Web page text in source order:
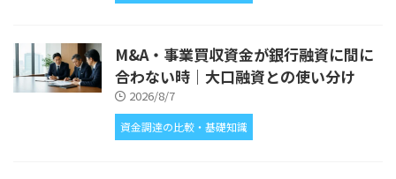
M&A・事業買収資金が銀行融資に間に
合わない時｜大口融資との使い分け
2026/8/7
資金調達の比較・基礎知識